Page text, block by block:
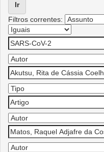
Filtros correntes: